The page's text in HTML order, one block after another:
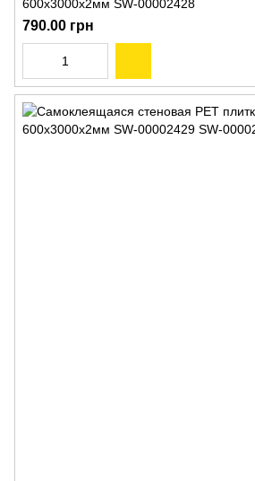
600х3000х2мм SW-00002428
790.00 грн